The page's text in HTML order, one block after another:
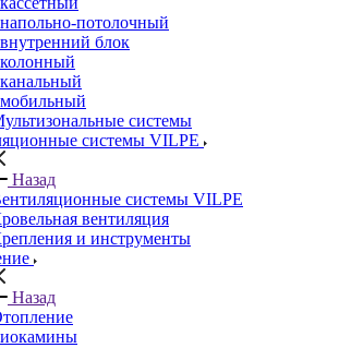
потолочный
блок
системы
системы VILPE
Назад
системы VILPE
вентиляция
и инструменты
Назад